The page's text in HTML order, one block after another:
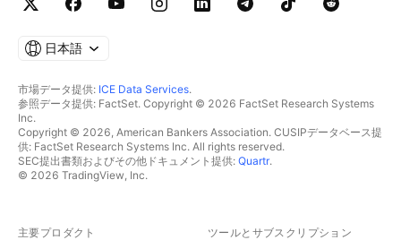
日本語
市場データ提供: ICE Data Services.
参照データ提供: FactSet. Copyright © 2026 FactSet Research Systems
Inc.
Copyright © 2026, American Bankers Association. CUSIPデータベース提
供: FactSet Research Systems Inc. All rights reserved.
SEC提出書類およびその他ドキュメント提供: Quartr.
© 2026 TradingView, Inc.
主要プロダクト ツールとサブスクリプション